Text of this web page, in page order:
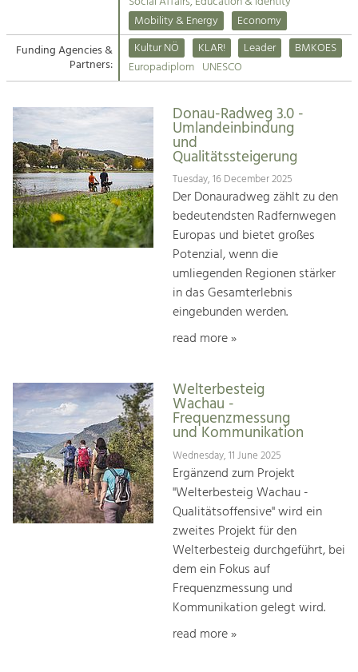
Suche
Impressum
Kontakt
Tourism
Offer Development and Positioning
Art & Culture
Crafts, Science and Research.
Social Affairs, Education
& Identity
Equality, Youth and Integration.
Climate Change, Public Transport and
Mobility & Energy
Economy
Funding Agencies &
Partners:
Kultur NÖ KLAR! Leader
BMKOES
Europadiplom UNESCO
Donau-Radweg 3.0 -
Umlandeinbindung
und
Qualitätssteigerung
Tuesday, 16 December 2025
Der Donauradweg zählt zu den
bedeutendsten Radfernwegen
Europas und bietet großes
Potenzial, wenn die
umliegenden Regionen stärker
in das Gesamterlebnis
eingebunden werden.
read more »
Welterbesteig
Wachau -
Frequenzmessung
und Kommunikation
Wednesday, 11 June 2025
Ergänzend zum Projekt
"Welterbesteig Wachau -
Qualitätsoffensive" wird ein
zweites Projekt für den
Welterbesteig durchgeführt, bei
dem ein Fokus auf
Frequenzmessung und
Kommunikation gelegt wird.
read more »